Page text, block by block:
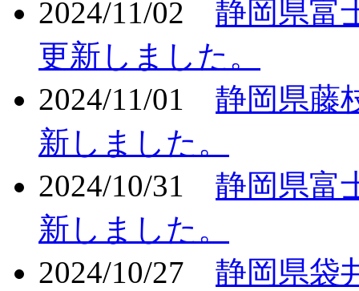
2024/11/02
静岡県富
更新しました。
2024/11/01
静岡県藤
新しました。
2024/10/31
静岡県富
新しました。
2024/10/27
静岡県袋